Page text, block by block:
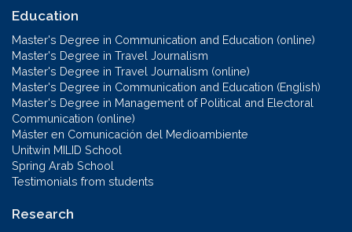
Education
Master's Degree in Communication and Education (online)
Master's Degree in Travel Journalism
Master's Degree in Travel Journalism (online)
Master's Degree in Communication and Education (English)
Master's Degree in Management of Political and Electoral
Communication (online)
Máster en Comunicación del Medioambiente
Unitwin MILID School
Spring Arab School
Testimonials from students
Research